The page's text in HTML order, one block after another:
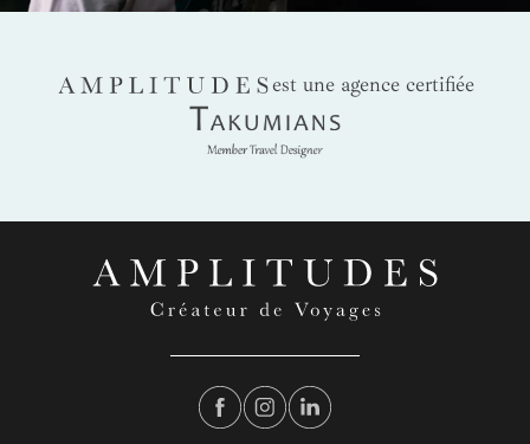
AMPLITUDES
est une agence certifiée
Takumians